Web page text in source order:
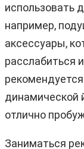
использовать
например,
аксессуары,
расслабиться
динамической
отлично
Заниматься